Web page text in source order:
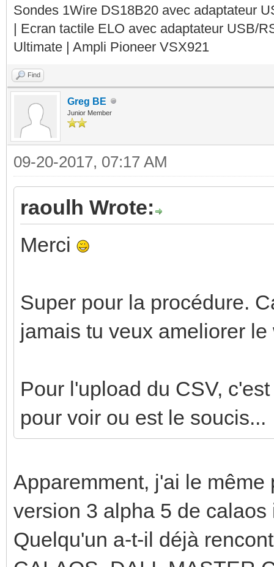
Sondes 1Wire DS18B20 avec adaptateur
| Ecran tactile ELO avec adaptateur USB/
Ultimate | Ampli Pioneer VSX921
Find
Greg BE
Junior Member
09-20-2017, 07:17 AM
raoulh Wrote:
Merci
Super pour la procédure.
jamais tu veux ameliorer
Pour l'upload du CSV,
pour voir ou est le soucis...
Apparemment, j'ai le
version 3 alpha 5 de
Quelqu'un a-t-il déjà